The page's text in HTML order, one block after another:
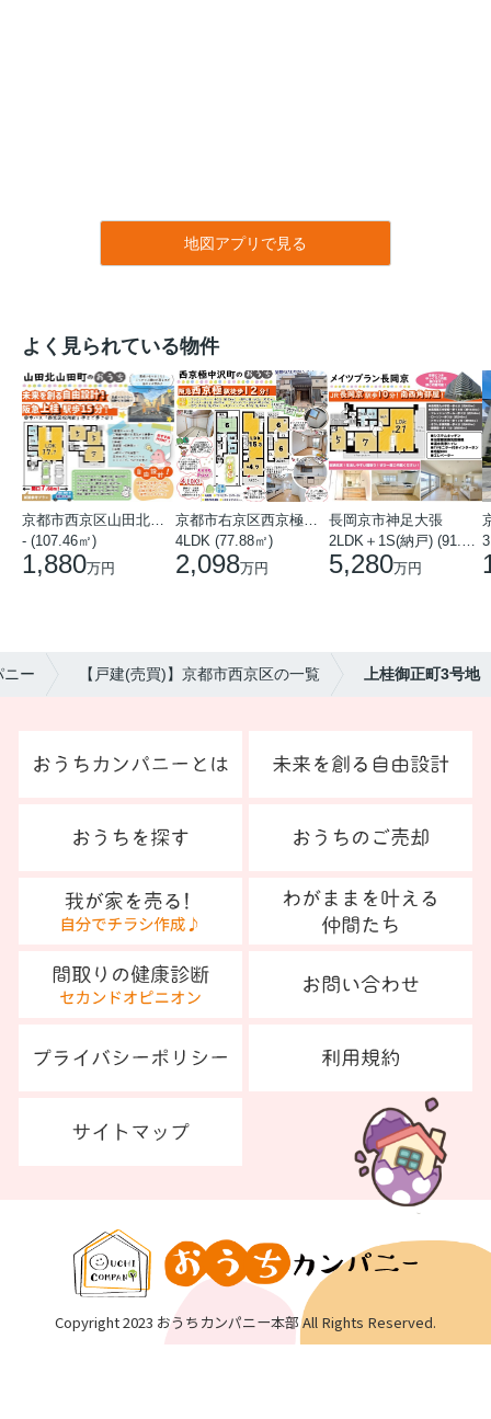
地図アプリで見る
よく見られている物件
- (107.46㎡)
1,880万円
4LDK (77.88㎡)
2,098万円
長岡京市神足大張
5,280万円
ニー 【戸建(売買)】京都市西京区の一覧 上桂御正町3号地
Copyright 2023 おうちカンパニー本部 All Rights Reserved.